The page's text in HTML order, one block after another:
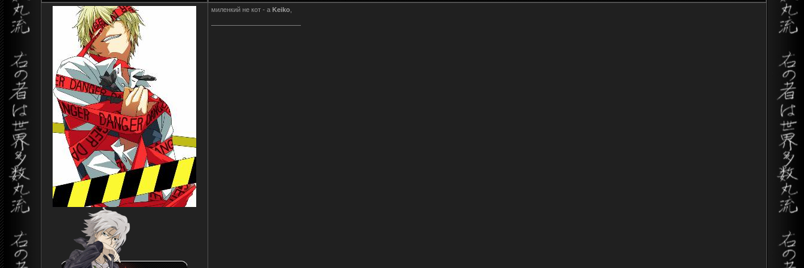
миленкий не кот - а Keiko